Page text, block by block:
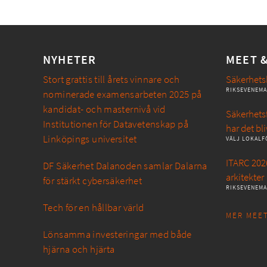
NYHETER
Stort grattis till årets vinnare och
nominerade examensarbeten 2025 på
kandidat- och masternivå vid
Institutionen för Datavetenskap på
Linköpings universitet
DF Säkerhet Dalanoden samlar Dalarna
för stärkt cybersäkerhet
Tech för en hållbar värld
Lönsamma investeringar med både
hjärna och hjärta
MEET
har det
VÄLJ
ITARC
arkitekter
MER